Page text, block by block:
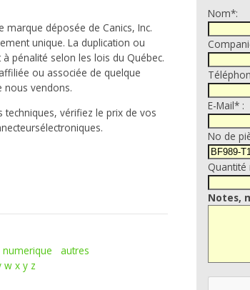
marque déposée de Canics, Inc.
unique. La duplication ou
pénalité selon les lois du Québec.
ou associée de quelque
nous vendons.
vérifiez le prix de vos
numerique
autres
w x y z
Nom*:
E-Mail* :
No de
Quantité
Notes,